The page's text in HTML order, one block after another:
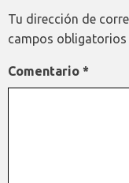
Tu dirección de
campos
Comentario *